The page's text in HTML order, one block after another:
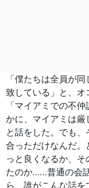
「僕たちは全員が
致している」と、オ
「マイアミでの不
かに、マイアミは厳
と話をした。でも
合っただけなんだ。
っと良くなるか、
たのか……普通の会
ら、誰がこんな話